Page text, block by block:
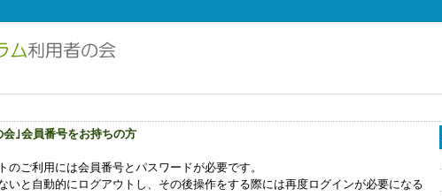
｣会員番号をお持ちの方
ご利用には会員番号とパスワードが必要です。
いと自動的にログアウトし、その後操作をする際には再度ログインが必要になる